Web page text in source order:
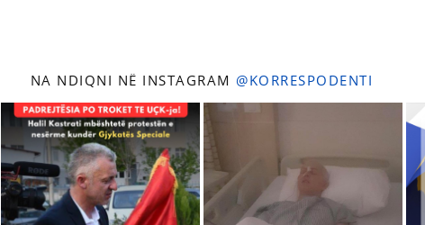
NA NDIQNI NË INSTAGRAM @KORRESPODENTI